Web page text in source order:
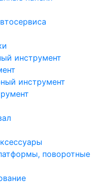
инструмент
инструмент
поворотные